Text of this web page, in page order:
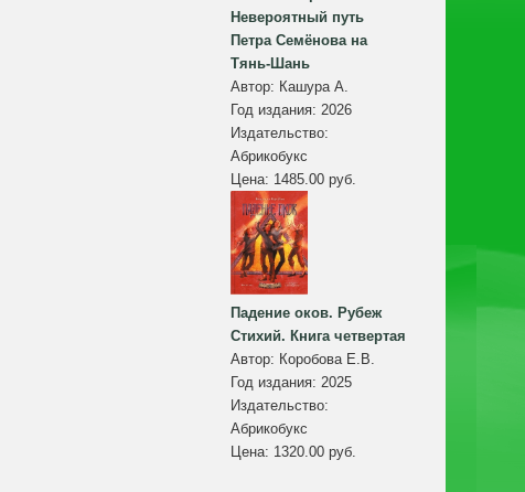
Невероятный путь
Петра Семёнова на
Тянь-Шань
Автор: Кашура А.
Год издания: 2026
Издательство:
Абрикобукс
Цена: 1485.00 руб.
Падение оков. Рубеж
Стихий. Книга четвертая
Автор: Коробова Е.В.
Год издания: 2025
Издательство:
Абрикобукс
Цена: 1320.00 руб.